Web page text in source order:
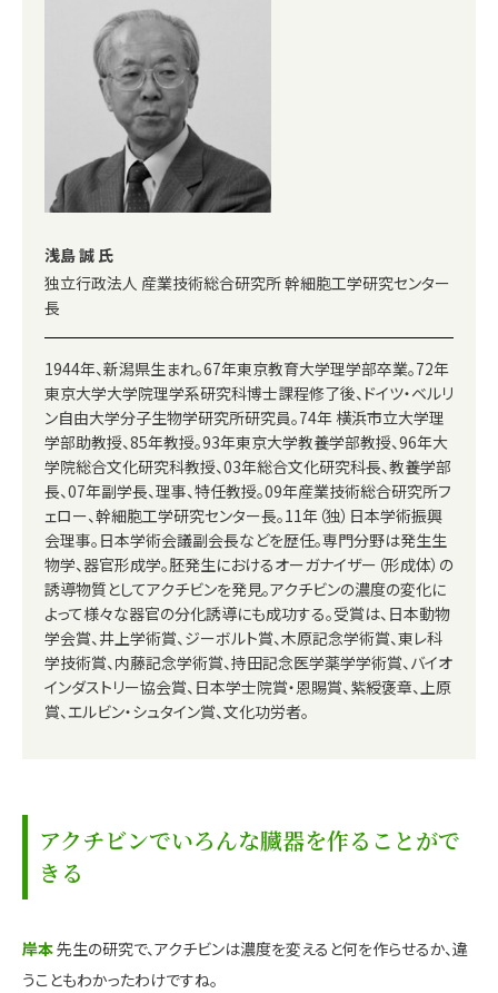
浅島 誠 氏
独立行政法人 産業技術総合研究所 幹細胞工学研究センター
長
1944年、新潟県生まれ。67年東京教育大学理学部卒業。72年
東京大学大学院理学系研究科博士課程修了後、ドイツ・ベルリ
ン自由大学分子生物学研究所研究員。74年 横浜市立大学理
学部助教授、85年教授。93年東京大学教養学部教授、96年大
学院総合文化研究科教授、03年総合文化研究科長、教養学部
長、07年副学長、理事、特任教授。09年産業技術総合研究所フ
ェロー、幹細胞工学研究センター長。11年（独）日本学術振興
会理事。日本学術会議副会長などを歴任。専門分野は発生生
物学、器官形成学。胚発生におけるオーガナイザー（形成体）の
誘導物質としてアクチビンを発見。アクチビンの濃度の変化に
よって様々な器官の分化誘導にも成功する。受賞は、日本動物
学会賞、井上学術賞、ジーボルト賞、木原記念学術賞、東レ科
学技術賞、内藤記念学術賞、持田記念医学薬学学術賞、バイオ
インダストリー協会賞、日本学士院賞・恩賜賞、紫綬褒章、上原
賞、エルビン・シュタイン賞、文化功労者。
アクチビンでいろんな臓器を作ることがで
きる
岸本先生の研究で、アクチビンは濃度を変えると何を作らせるか、違
うこともわかったわけですね。